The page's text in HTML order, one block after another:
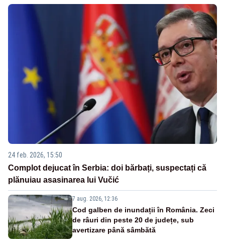
24 feb. 2026, 15:50
Complot dejucat în Serbia: doi bărbați, suspectați că
plănuiau asasinarea lui Vučić
7 aug. 2026, 12:36
Cod galben de inundații în România. Zeci
de râuri din peste 20 de județe, sub
avertizare până sâmbătă